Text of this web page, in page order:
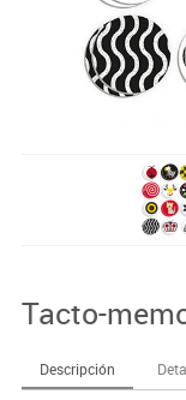
Tacto-
Descripción